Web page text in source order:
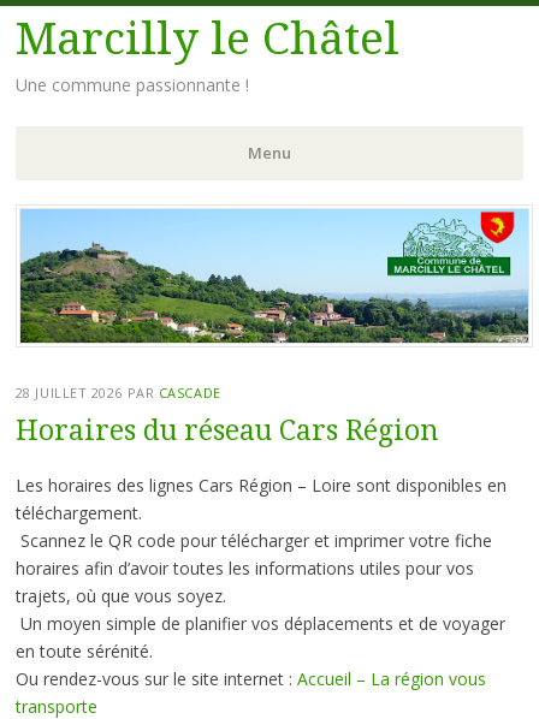
Marcilly le Châtel
Une commune passionnante !
Menu
Aller
contenu
principal
28 JUILLET 2026 PAR CASCADE
Horaires du réseau Cars Région
Les horaires des lignes Cars Région – Loire sont disponibles en
téléchargement.
Scannez le QR code pour télécharger et imprimer votre fiche
horaires afin d’avoir toutes les informations utiles pour vos
trajets, où que vous soyez.
Un moyen simple de planifier vos déplacements et de voyager
en toute sérénité.
Ou rendez-vous sur le site internet : Accueil – La région vous
transporte